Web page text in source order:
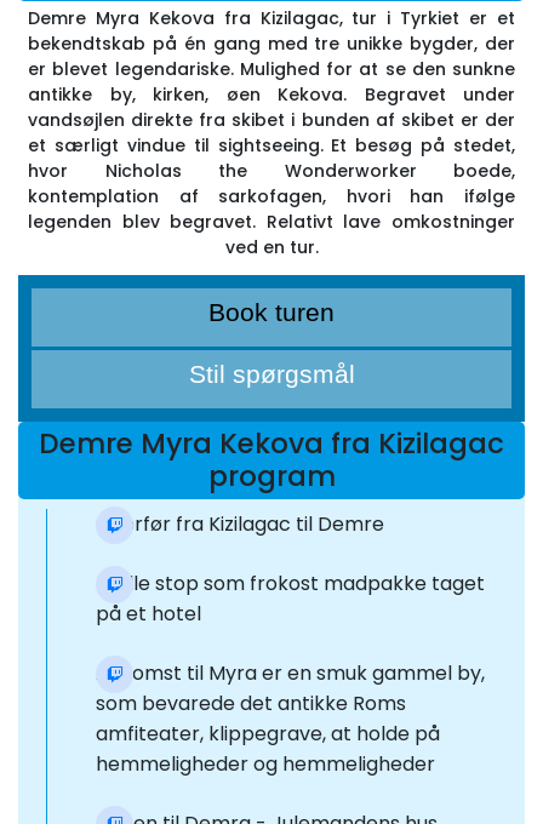
Demre Myra Kekova fra Kizilagac, tur i Tyrkiet er et
bekendtskab på én gang med tre unikke bygder, der
er blevet legendariske. Mulighed for at se den sunkne
antikke by, kirken, øen Kekova. Begravet under
vandsøjlen direkte fra skibet i bunden af skibet er der
et særligt vindue til sightseeing. Et besøg på stedet,
hvor Nicholas the Wonderworker boede,
kontemplation af sarkofagen, hvori han ifølge
legenden blev begravet. Relativt lave omkostninger
ved en tur.
Book turen
Stil spørgsmål
Demre Myra Kekova fra Kizilagac
program
Overfør fra Kizilagac til Demre
Et lille stop som frokost madpakke taget
på et hotel
Ankomst til Myra er en smuk gammel by,
som bevarede det antikke Roms
amfiteater, klippegrave, at holde på
hemmeligheder og hemmeligheder